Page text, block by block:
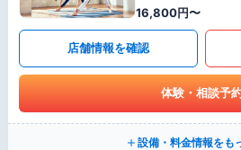
16,800円〜
店舗情報を確認
体験・相談予
設備・料金情報をも